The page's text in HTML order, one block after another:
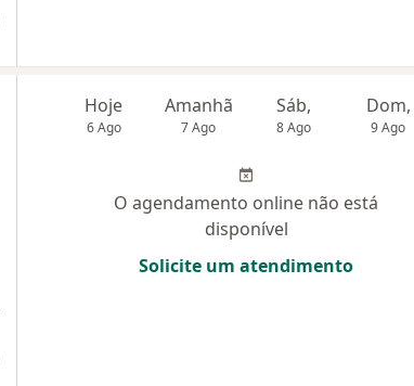
Hoje
6 Ago
Amanhã
7 Ago
Sáb,
8 Ago
Dom,
9 Ago
O agendamento online não está
disponível
Solicite um atendimento